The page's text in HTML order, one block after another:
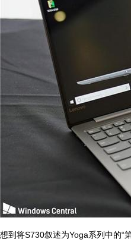
想到将S730叙述为Yoga系列中的“